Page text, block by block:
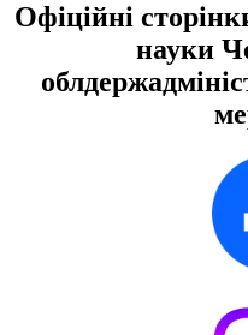
Офіційні
науки